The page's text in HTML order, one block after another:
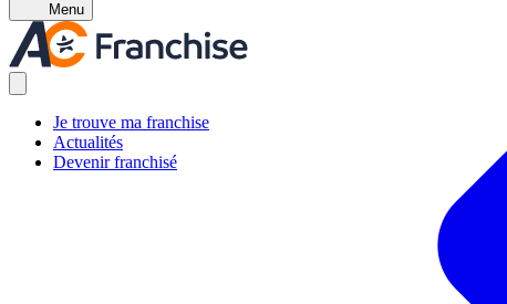
Menu
Je trouve ma franchise
Actualités
Devenir franchisé